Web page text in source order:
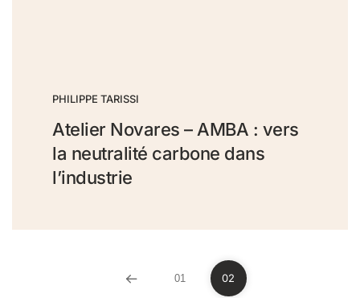
PHILIPPE TARISSI
Atelier Novares – AMBA : vers
la neutralité carbone dans
l’industrie
01 02